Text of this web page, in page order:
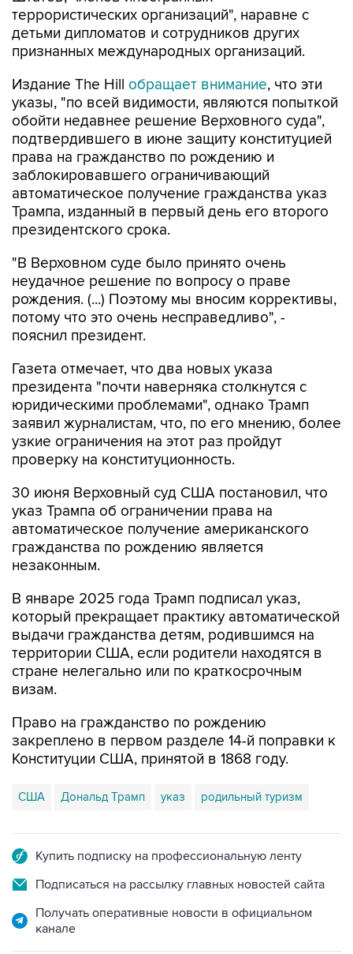
террористических организаций", наравне с
детьми дипломатов и сотрудников других
признанных международных организаций.
Издание The Hill обращает внимание, что эти
указы, "по всей видимости, являются попыткой
обойти недавнее решение Верховного суда",
подтвердившего в июне защиту конституцией
права на гражданство по рождению и
заблокировавшего ограничивающий
автоматическое получение гражданства указ
Трампа, изданный в первый день его второго
президентского срока.
"В Верховном суде было принято очень
неудачное решение по вопросу о праве
рождения. (...) Поэтому мы вносим коррективы,
потому что это очень несправедливо", -
пояснил президент.
Газета отмечает, что два новых указа
президента "почти наверняка столкнутся с
юридическими проблемами", однако Трамп
заявил журналистам, что, по его мнению, более
узкие ограничения на этот раз пройдут
проверку на конституционность.
30 июня Верховный суд США постановил, что
указ Трампа об ограничении права на
автоматическое получение американского
гражданства по рождению является
незаконным.
В январе 2025 года Трамп подписал указ,
который прекращает практику автоматической
выдачи гражданства детям, родившимся на
территории США, если родители находятся в
стране нелегально или по краткосрочным
визам.
Право на гражданство по рождению
закреплено в первом разделе 14-й поправки к
Конституции США, принятой в 1868 году.
США Дональд Трамп указ родильный туризм
Купить подписку на профессиональную ленту
Подписаться на рассылку главных новостей сайта
Получать оперативные новости в официальном
канале